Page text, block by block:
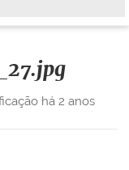
há 2 anos